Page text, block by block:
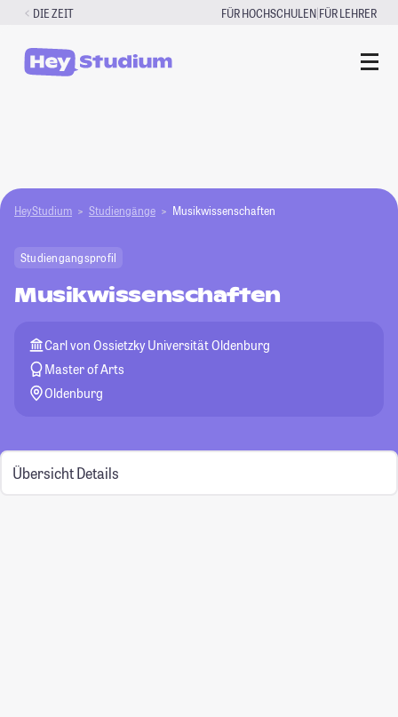
Zum
springen
DIE ZEIT FÜR HOCHSCHULEN|FÜR LEHRER
HeyStudium Studiengänge Musikwissenschaften
Studiengangsprofil
Musikwissenschaften
Carl von Ossietzky Universität Oldenburg
Master of Arts
Oldenburg
Übersicht Details